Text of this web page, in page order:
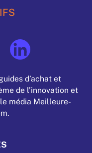
d’achat et
de l’innovation et
média Meilleure-